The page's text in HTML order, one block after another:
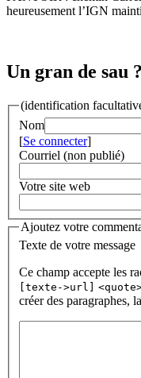
heureusement l’IGN
Un gran de sau ?
(identification
Nom
[Se connecter]
Courriel (non publié)
Votre site web
Ajoutez votre
Texte de votre message
Ce champ accepte les
[texte->url]
créer des paragraphes,